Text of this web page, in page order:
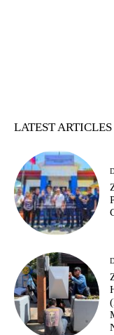
LATEST ARTICLES